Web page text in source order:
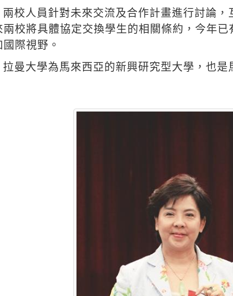
兩校人員針對未來交流及合作計畫進行討論
兩校將具體協定交換學生的相關條約，今年
國際視野。
拉曼大學為馬來西亞的新興研究型大學，也